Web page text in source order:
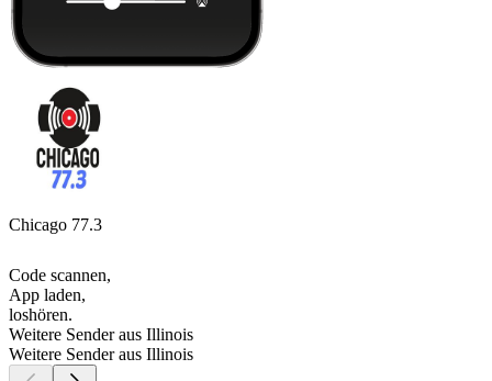
Chicago 77.3
Code scannen,
App laden,
loshören.
Weitere Sender aus Illinois
Weitere Sender aus Illinois